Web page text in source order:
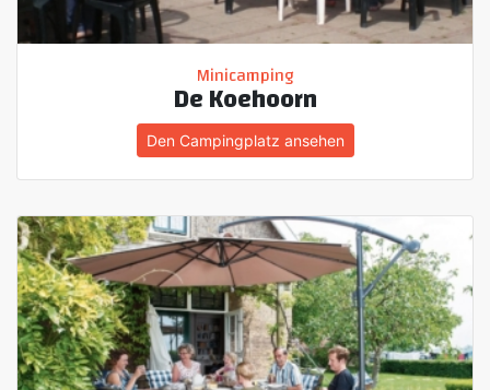
Minicamping
De Koehoorn
Den Campingplatz ansehen